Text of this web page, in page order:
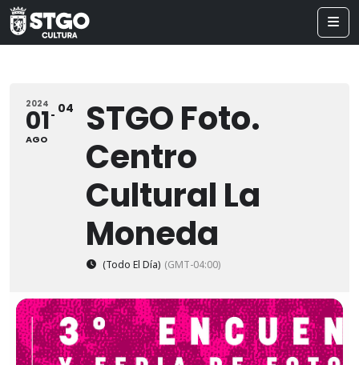
2024
01
AGO
04
STGO Foto.
Centro
Cultural La
Moneda
(Todo El Día) (GMT-04:00)